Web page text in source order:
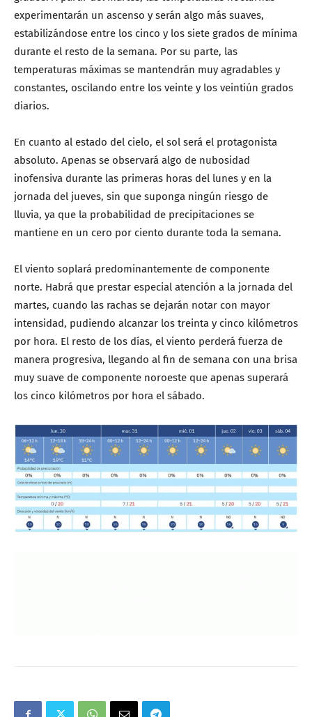
experimentarán un ascenso y serán algo más suaves,
estabilizándose entre los cinco y los siete grados de mínima
durante el resto de la semana. Por su parte, las
temperaturas máximas se mantendrán muy agradables y
constantes, oscilando entre los veinte y los veintiún grados
diarios.
En cuanto al estado del cielo, el sol será el protagonista
absoluto. Apenas se observará algo de nubosidad
inofensiva durante las primeras horas del lunes y en la
jornada del jueves, sin que suponga ningún riesgo de
lluvia, ya que la probabilidad de precipitaciones se
mantiene en un cero por ciento durante toda la semana.
El viento soplará predominantemente de componente
norte. Habrá que prestar especial atención a la jornada del
martes, cuando las rachas se dejarán notar con mayor
intensidad, pudiendo alcanzar los treinta y cinco kilómetros
por hora. El resto de los días, el viento perderá fuerza de
manera progresiva, llegando al fin de semana con una brisa
muy suave de componente noroeste que apenas superará
los cinco kilómetros por hora el sábado.